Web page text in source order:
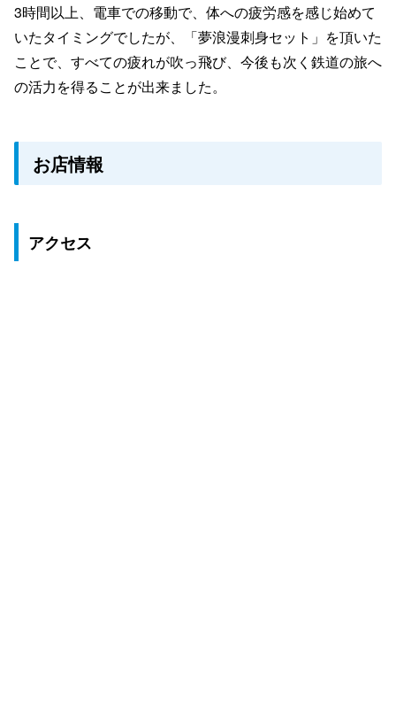
3時間以上、電車での移動で、体への疲労感を感じ始めて
いたタイミングでしたが、「夢浪漫刺身セット」を頂いた
ことで、すべての疲れが吹っ飛び、今後も次く鉄道の旅へ
の活力を得ることが出来ました。
お店情報
アクセス